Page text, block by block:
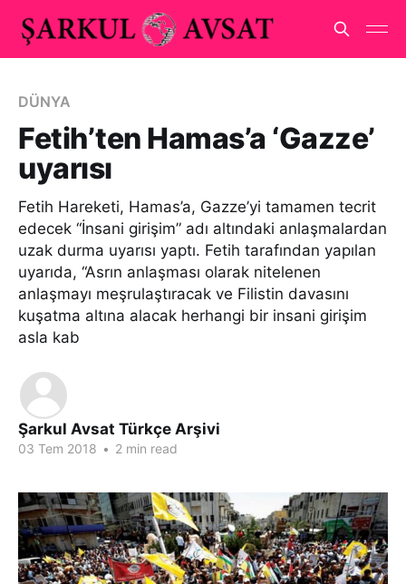
DÜNYA
Fetih’ten Hamas’a ‘Gazze’
uyarısı
Fetih Hareketi, Hamas’a, Gazze’yi tamamen tecrit
edecek “İnsani girişim” adı altındaki anlaşmalardan
uzak durma uyarısı yaptı. Fetih tarafından yapılan
uyarıda, “Asrın anlaşması olarak nitelenen
anlaşmayı meşrulaştıracak ve Filistin davasını
kuşatma altına alacak herhangi bir insani girişim
asla kab
Şarkul Avsat Türkçe Arşivi
03 Tem 2018 • 2 min read